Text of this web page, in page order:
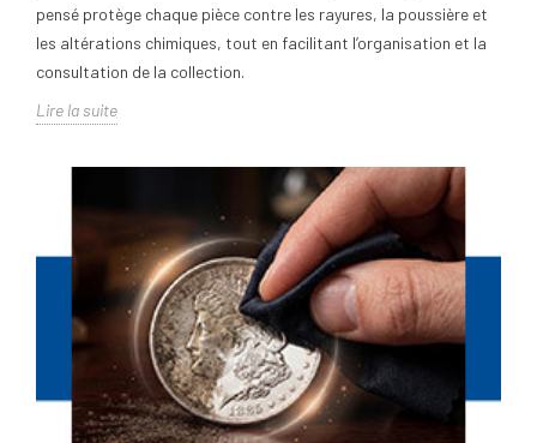
pensé protège chaque pièce contre les rayures, la poussière et
les altérations chimiques, tout en facilitant l’organisation et la
consultation de la collection.
Lire la suite